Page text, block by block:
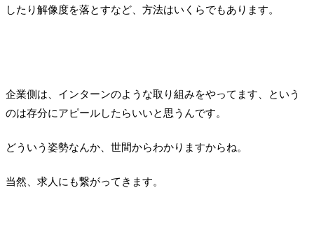
したり解像度を落とすなど、方法はいくらでもあります。
企業側は、インターンのような取り組みをやってます、という
のは存分にアピールしたらいいと思うんです。
どういう姿勢なんか、世間からわかりますからね。
当然、求人にも繋がってきます。